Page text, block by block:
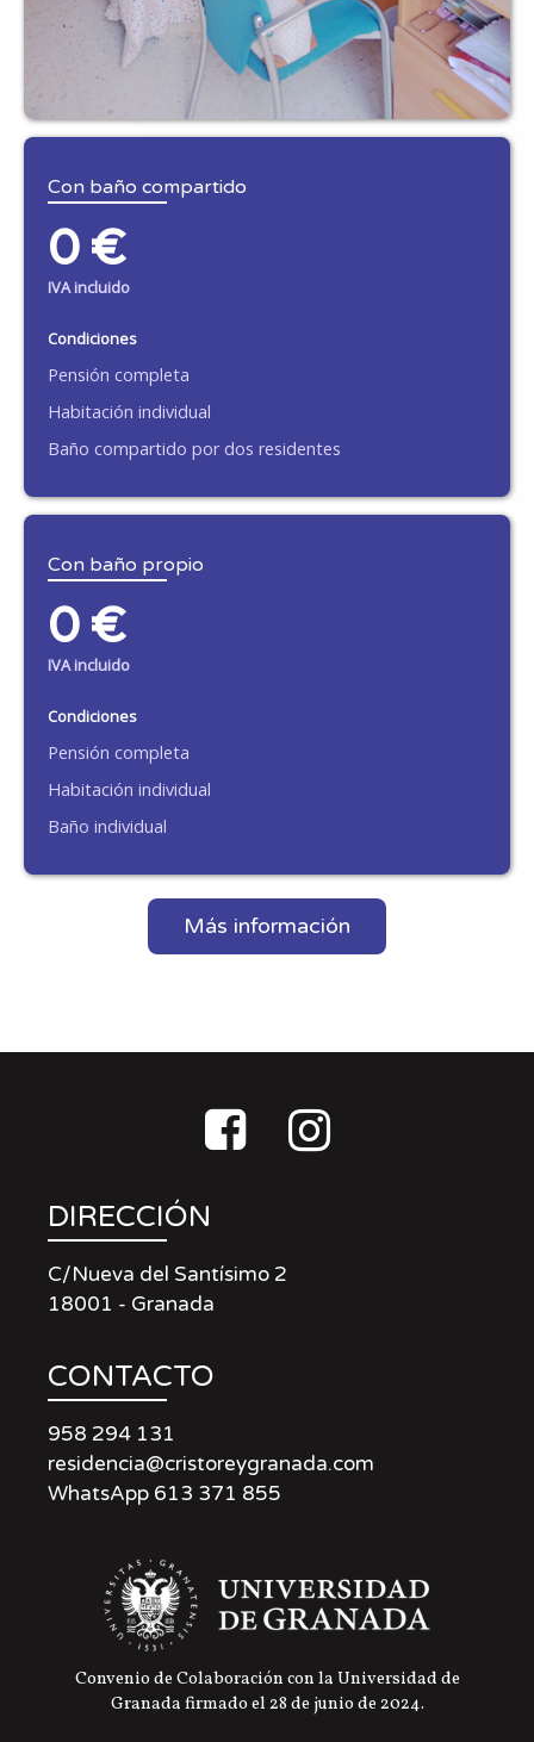
Con baño compartido
0 €
IVA incluido
Condiciones
Pensión completa
Habitación individual
Baño compartido por dos residentes
Con baño propio
0 €
IVA incluido
Condiciones
Pensión completa
Habitación individual
Baño individual
Más información
Convenio de Colaboración con la Universidad de
Granada firmado el 28 de junio de 2024.
DIRECCIÓN
C/Nueva del Santísimo 2
18001 - Granada
CONTACTO
958 294 131
residencia@cristoreygranada.com
WhatsApp 613 371 855